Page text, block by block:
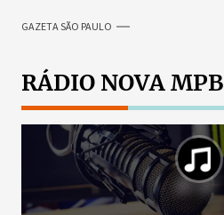
GAZETA SÃO PAULO
RÁDIO NOVA MPB